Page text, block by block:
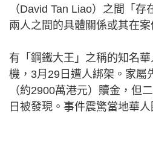
（David Tan Liao）之間「
兩人之間的具體關係或其在案
有「鋼鐵大王」之稱的知名
機，3月29日遭人綁架。家屬
（約2900萬港元）贖金，但
日被發現。事件震驚當地華人